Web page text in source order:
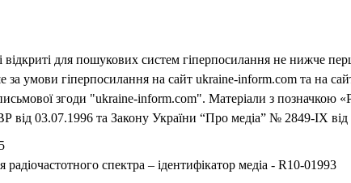
відкриті для пошукових систем гіперпосилання не нижче
умови гіперпосилання на сайт ukraine-inform.com та на
згоди "ukraine-inform.com". Матеріали з позначкою
03.07.1996 та Закону України “Про медіа” № 2849-IX від
спектра – ідентифікатор медіа - R10-01993